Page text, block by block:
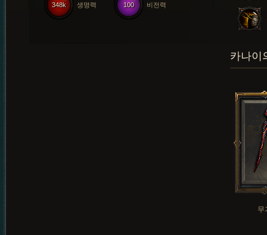
100 비전력
348k 생명력
카나이
무